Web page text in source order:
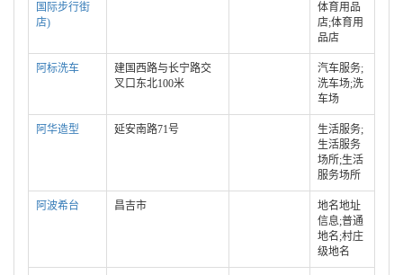
国际步行街
店)
体育用品
店;体育用
品店
阿标洗车
建国西路与长宁路交
叉口东北100米
汽车服务;
洗车场;洗
车场
阿华造型 延安南路71号
生活服务;
生活服务
场所;生活
服务场所
阿波希台 昌吉市
地名地址
信息;普通
地名;村庄
级地名